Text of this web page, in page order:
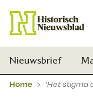
Nieuwsbrief
Home ‘Het stigma